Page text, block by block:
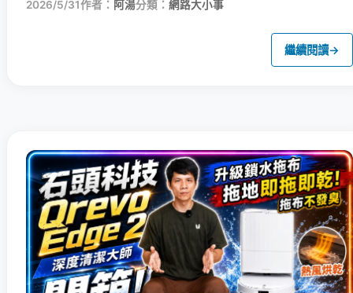
2026/5/31作者： 阿湯分類： 網路大小事
繼續閱讀→